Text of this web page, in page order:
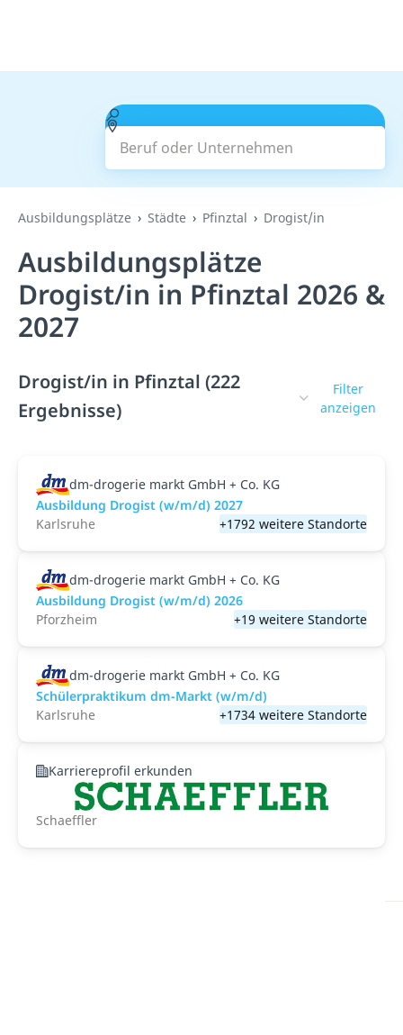
Beruf oder Unternehmen
Suchen
Ausbildungsplätze Städte Pfinztal Drogist/in
Ausbildungsplätze
Drogist/in in Pfinztal 2026 &
2027
Drogist/in in Pfinztal (222
Ergebnisse)
Filter
anzeigen
dm-drogerie markt GmbH + Co. KG
Ausbildung Drogist (w/m/d) 2027
Karlsruhe
+1792 weitere Standorte
dm-drogerie markt GmbH + Co. KG
Ausbildung Drogist (w/m/d) 2026
Pforzheim
+19 weitere Standorte
dm-drogerie markt GmbH + Co. KG
Schülerpraktikum dm-Markt (w/m/d)
Karlsruhe
+1734 weitere Standorte
Karriereprofil erkunden
Schaeffler